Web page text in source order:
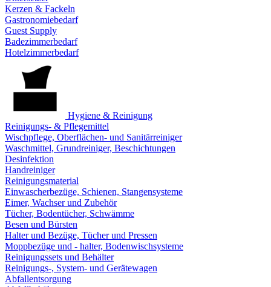
Kerzen & Fackeln
Gastronomiebedarf
Guest Supply
Badezimmerbedarf
Hotelzimmerbedarf
Hygiene & Reinigung
Reinigungs- & Pflegemittel
Wischpflege, Oberflächen- und Sanitärreiniger
Waschmittel, Grundreiniger, Beschichtungen
Desinfektion
Handreiniger
Reinigungsmaterial
Einwascherbezüge, Schienen, Stangensysteme
Eimer, Wachser und Zubehör
Tücher, Bodentücher, Schwämme
Besen und Bürsten
Halter und Bezüge, Tücher und Pressen
Moppbezüge und - halter, Bodenwischsysteme
Reinigungssets und Behälter
Reinigungs-, System- und Gerätewagen
Abfallentsorgung